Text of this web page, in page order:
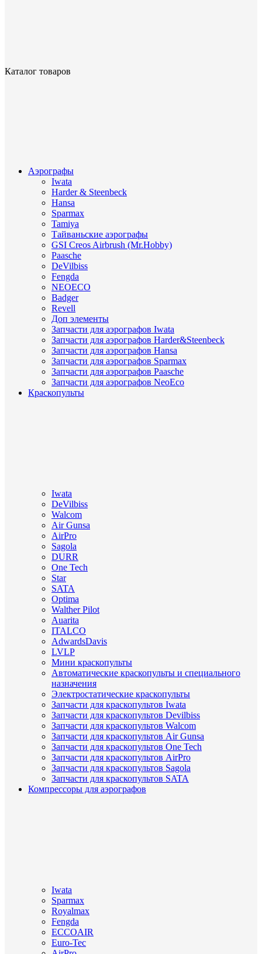
Каталог товаров
Аэрографы
Iwata
Harder & Steenbeck
Hansa
Sparmax
Tamiya
Тайваньские аэрографы
GSI Creos Airbrush (Mr.Hobby)
Paasche
DeVilbiss
Fengda
NEOECO
Badger
Revell
Доп элементы
Запчасти для аэрографов Iwata
Запчасти для аэрографов Harder&Steenbeck
Запчасти для аэрографов Hansa
Запчасти для аэрографов Sparmax
Запчасти для аэрографов Paasche
Запчасти для аэрографов NeoEco
Краскопульты
Iwata
DeVilbiss
Walcom
Air Gunsa
AirPro
Sagola
DURR
One Tech
Star
SATA
Optima
Walther Pilot
Auarita
ITALCO
AdwardsDavis
LVLP
Мини краскопульты
Автоматические краскопульты и специального
назначения
Электростатические краскопульты
Запчасти для краскопультов Iwata
Запчасти для краскопультов Devilbiss
Запчасти для краскопультов Walcom
Запчасти для краскопультов Air Gunsa
Запчасти для краскопультов One Tech
Запчасти для краскопультов AirPro
Запчасти для краскопультов Sagola
Запчасти для краскопультов SATA
Компрессоры для аэрографов
Iwata
Sparmax
Royalmax
Fengda
ECCOAIR
Euro-Tec